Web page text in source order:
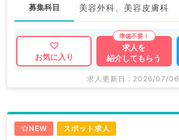
募集科目 美容外科、美容皮膚科
お気に入り
求人を
紹介してもらう
求人更新日 : 2026/07/06
NEW スポット求人